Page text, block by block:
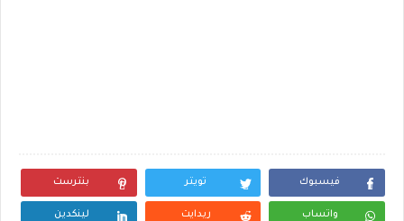
فيسبوك تويتر بنترست
واتساب ريدايت لينكدين